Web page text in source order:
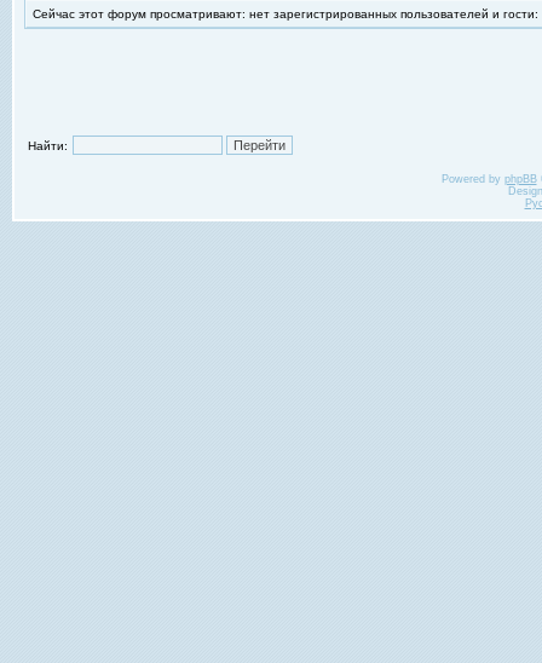
Сейчас этот форум просматривают: нет зарегистрированных пользователей и гости:
Найти:
Powered by phpBB